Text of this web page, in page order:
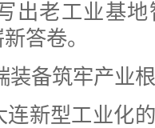
出老工业基
答卷。
备筑牢产业
新型工业化的